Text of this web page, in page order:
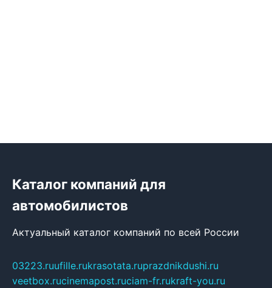
Каталог компаний для
автомобилистов
Актуальный каталог компаний по всей России
03223.ruufille.rukrasotata.ruprazdnikdushi.ru
veetbox.rucinemapost.ruciam-fr.rukraft-you.ru